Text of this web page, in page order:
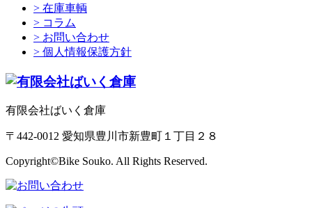
> 在庫車輌
> コラム
> お問い合わせ
> 個人情報保護方針
有限会社ばいく倉庫
〒442-0012 愛知県豊川市新豊町１丁目２８
Copyright©Bike Souko. All Rights Reserved.